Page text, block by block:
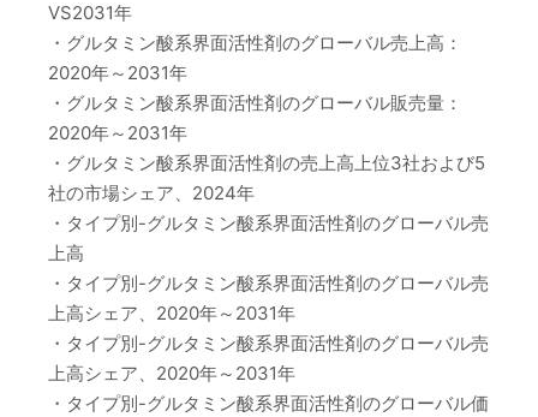
VS2031年
・グルタミン酸系界面活性剤のグローバル売上高：
2020年～2031年
・グルタミン酸系界面活性剤のグローバル販売量：
2020年～2031年
・グルタミン酸系界面活性剤の売上高上位3社および5
社の市場シェア、2024年
・タイプ別-グルタミン酸系界面活性剤のグローバル売
上高
・タイプ別-グルタミン酸系界面活性剤のグローバル売
上高シェア、2020年～2031年
・タイプ別-グルタミン酸系界面活性剤のグローバル売
上高シェア、2020年～2031年
・タイプ別-グルタミン酸系界面活性剤のグローバル価